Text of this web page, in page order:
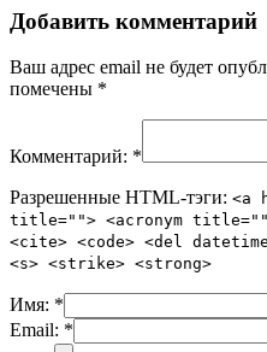
Добавить комментарий
Ваш адрес email не будет
помечены *
Комментарий: *
Разрешенные HTML-тэги: <a
title=""> <acronym
<cite> <code> <del
<s> <strike> <strong>
Имя: *
Email: *